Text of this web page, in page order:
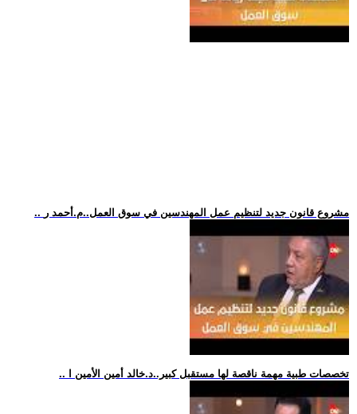
.. مشروع قانون جديد لتنظيم عمل المهندسين في سوق العمل..م.أحمد ر
.. تخصصات طبية مهمة ناقصة لها مستقبل كبير..د.خالد أمين الأمين ا